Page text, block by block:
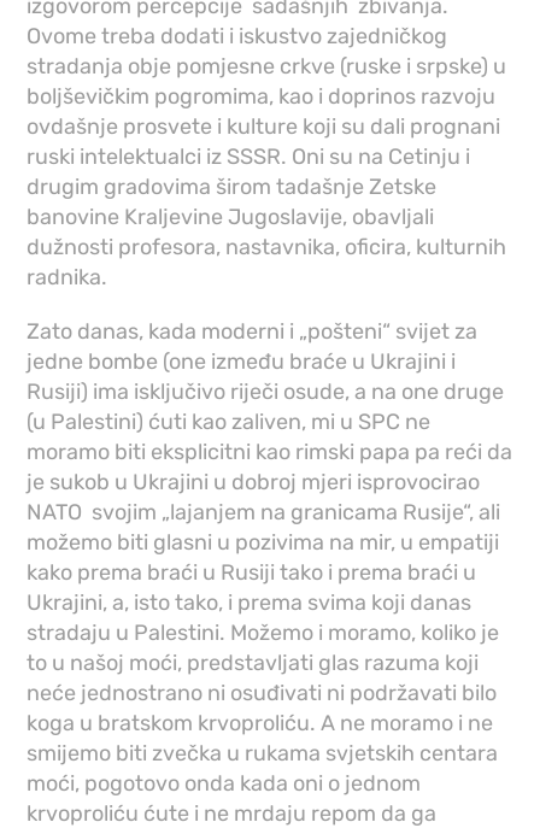
izgovorom percepcije sadašnjih zbivanja.
Ovome treba dodati i iskustvo zajedničkog
stradanja obje pomjesne crkve (ruske i srpske) u
boljševičkim pogromima, kao i doprinos razvoju
ovdašnje prosvete i kulture koji su dali prognani
ruski intelektualci iz SSSR. Oni su na Cetinju i
drugim gradovima širom tadašnje Zetske
banovine Kraljevine Jugoslavije, obavljali
dužnosti profesora, nastavnika, oficira, kulturnih
radnika.
Zato danas, kada moderni i „pošteni“ svijet za
jedne bombe (one između braće u Ukrajini i
Rusiji) ima isključivo riječi osude, a na one druge
(u Palestini) ćuti kao zaliven, mi u SPC ne
moramo biti eksplicitni kao rimski papa pa reći da
je sukob u Ukrajini u dobroj mjeri isprovocirao
NATO svojim „lajanjem na granicama Rusije“, ali
možemo biti glasni u pozivima na mir, u empatiji
kako prema braći u Rusiji tako i prema braći u
Ukrajini, a, isto tako, i prema svima koji danas
stradaju u Palestini. Možemo i moramo, koliko je
to u našoj moći, predstavljati glas razuma koji
neće jednostrano ni osuđivati ni podržavati bilo
koga u bratskom krvoproliću. A ne moramo i ne
smijemo biti zvečka u rukama svjetskih centara
moći, pogotovo onda kada oni o jednom
krvoproliću ćute i ne mrdaju repom da ga